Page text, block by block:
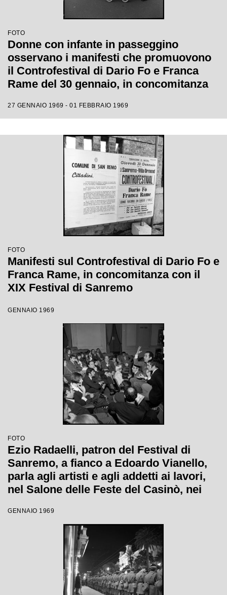
FOTO
Donne con infante in passeggino
osservano i manifesti che promuovono
il Controfestival di Dario Fo e Franca
Rame del 30 gennaio, in concomitanza
27 GENNAIO 1969 - 01 FEBBRAIO 1969
FOTO
Manifesti sul Controfestival di Dario Fo e
Franca Rame, in concomitanza con il
XIX Festival di Sanremo
GENNAIO 1969
FOTO
Ezio Radaelli, patron del Festival di
Sanremo, a fianco a Edoardo Vianello,
parla agli artisti e agli addetti ai lavori,
nel Salone delle Feste del Casinò, nei
GENNAIO 1969